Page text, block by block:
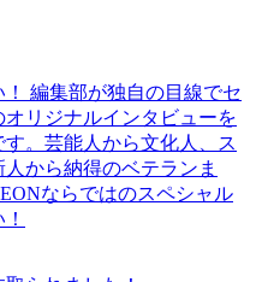
編集部が独自の目線でセ
リジナルインタビューを
。芸能人から文化人、ス
から納得のベテランま
ならではのスペシャル